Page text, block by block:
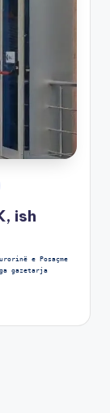
ish
e Posaçme
gazetarja